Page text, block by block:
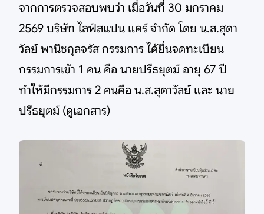
จากการตรวจสอบพบว่า เมื่อวันที่ 30 มกราคม
2569 บริษัท ไลฟ์สแปน แคร์ จำกัด โดย น.ส.สุดา
วัลย์ พานิชกุลจรัส กรรมการ ได้ยื่นจดทะเบียน
กรรมการเข้า 1 คน คือ นายปรีธยุตม์ อายุ 67 ปี
ทำให้มีกรรมการ 2 คนคือ น.ส.สุดาวัลย์ และ นาย
ปรีธยุตม์ (ดูเอกสาร)